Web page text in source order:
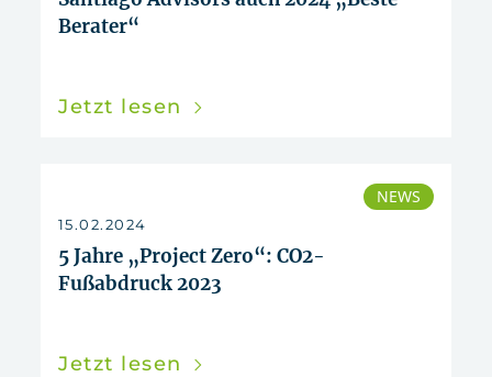
Berater“
Jetzt lesen
NEWS
15.02.2024
5 Jahre „Project Zero“: CO2-
Fußabdruck 2023
Jetzt lesen